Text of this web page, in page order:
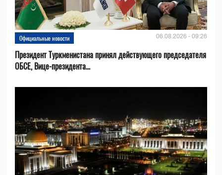
Официальные новости 06.08.2026 - 09:26
Президент Туркменистана принял действующего председателя
ОБСЕ, Вице-президента...